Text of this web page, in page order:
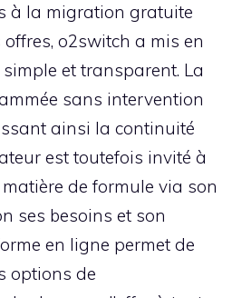
à la migration gratuite
o2switch a mis en
et transparent. La
sans intervention
ainsi la continuité
est toutefois invité à
de formule via son
ses besoins et son
en ligne permet de
options de